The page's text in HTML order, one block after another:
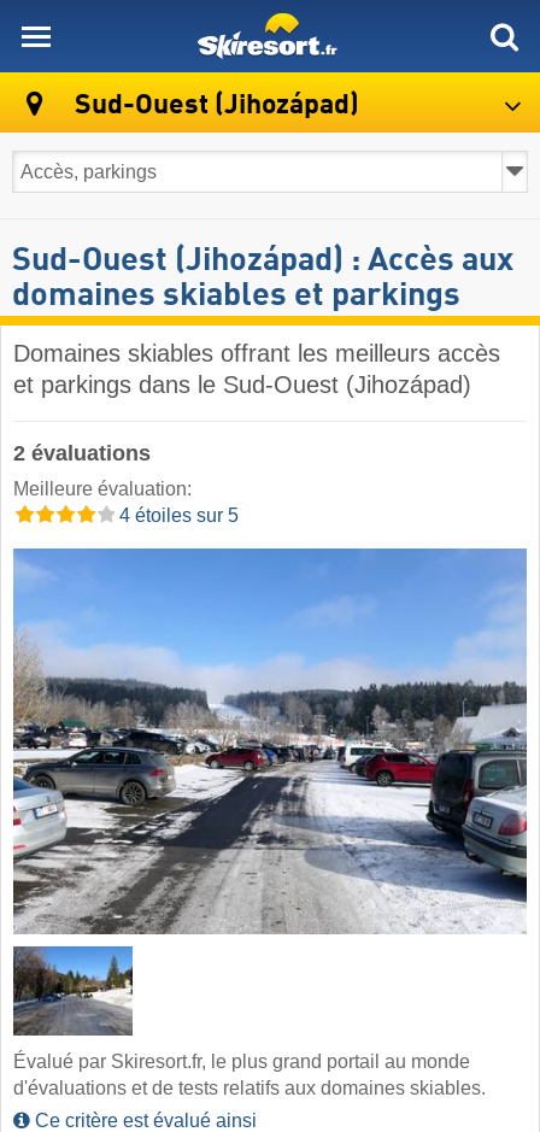
Sud-Ouest (Jihozápad)
Sud-Ouest (Jihozápad) : Accès aux
domaines skiables et parkings
Domaines skiables offrant les meilleurs accès
et parkings dans le Sud-Ouest (Jihozápad)
2 évaluations
Meilleure évaluation:
4 étoiles sur 5
Évalué par Skiresort.fr, le plus grand portail au monde
d'évaluations et de tests relatifs aux domaines skiables.
Ce critère est évalué ainsi